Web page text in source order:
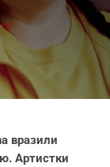
вразили
Артистки